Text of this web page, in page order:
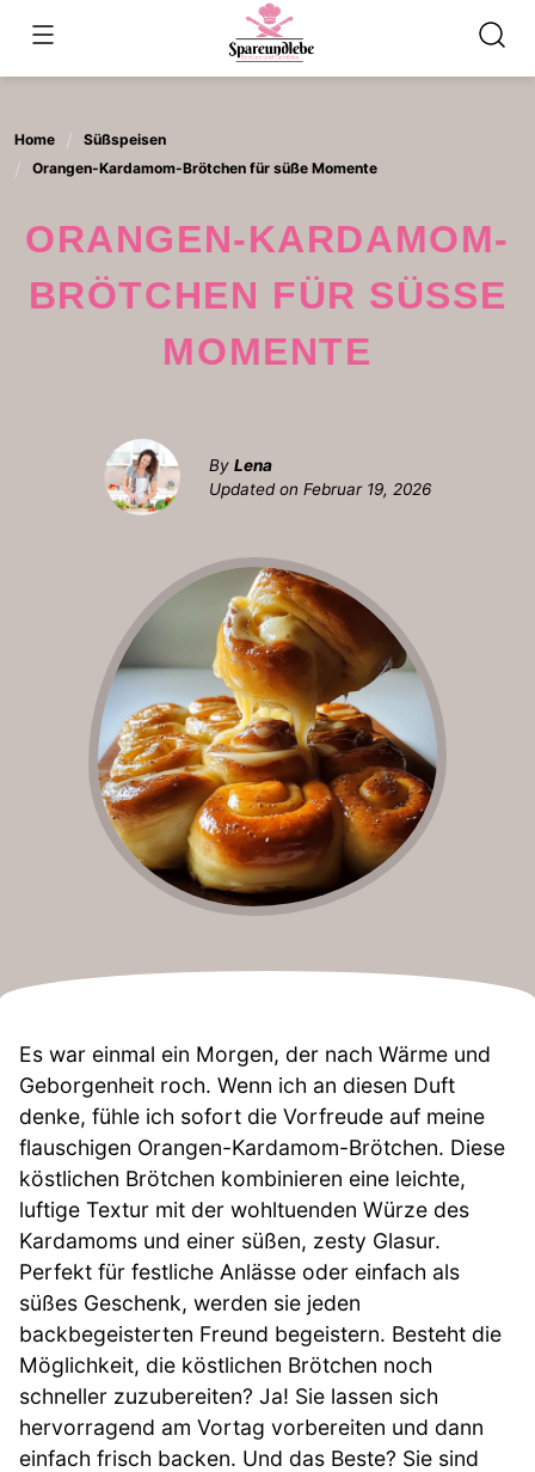
content
Home
Süßspeisen
Orangen-Kardamom-Brötchen für süße Momente
ORANGEN-KARDAMOM-
BRÖTCHEN FÜR SÜSSE M
OMENTE
By Lena
Updated on Februar 19, 2026
Es war einmal ein Morgen, der nach Wärme und
Geborgenheit roch. Wenn ich an diesen Duft
denke, fühle ich sofort die Vorfreude auf meine
flauschigen Orangen-Kardamom-Brötchen. Diese
köstlichen Brötchen kombinieren eine leichte,
luftige Textur mit der wohltuenden Würze des
Kardamoms und einer süßen, zesty Glasur.
Perfekt für festliche Anlässe oder einfach als
süßes Geschenk, werden sie jeden
backbegeisterten Freund begeistern. Besteht die
Möglichkeit, die köstlichen Brötchen noch
schneller zuzubereiten? Ja! Sie lassen sich
hervorragend am Vortag vorbereiten und dann
einfach frisch backen. Und das Beste? Sie sind